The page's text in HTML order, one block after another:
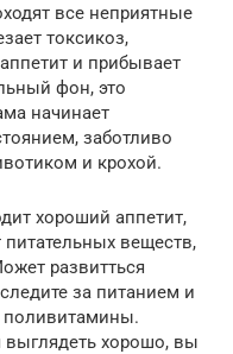
все неприятные
токсикоз,
и прибывает
фон, это
начинает
заботливо
и крохой.
хороший аппетит,
веществ,
развитться
за питанием и
поливитамины.
выглядеть хорошо, вы